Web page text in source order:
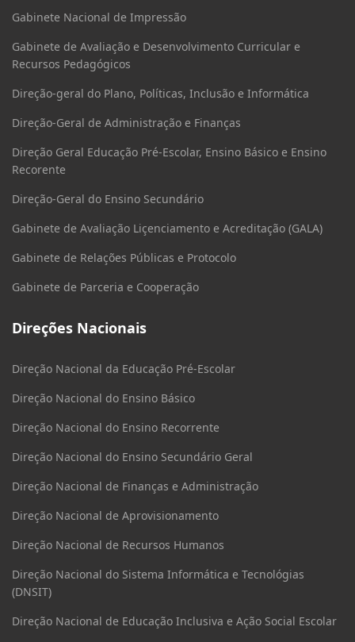
Gabinete Nacional de Impressão
Gabinete de Avaliação e Desenvolvimento Curricular e
Recursos Pedagógicos
Direção-geral do Plano, Políticas, Inclusão e Informática
Direção-Geral de Administração e Finanças
Direção Geral Educação Pré-Escolar, Ensino Básico e Ensino
Recorente
Direção-Geral do Ensino Secundário
Gabinete de Avaliação Liçenciamento e Acreditação (GALA)
Gabinete de Relações Públicas e Protocolo
Gabinete de Parceria e Cooperação
Direções Nacionais
Direção Nacional da Educação Pré-Escolar
Direção Nacional do Ensino Básico
Direção Nacional do Ensino Recorrente
Direção Nacional do Ensino Secundário Geral
Direção Nacional de Finanças e Administração
Direção Nacional de Aprovisionamento
Direção Nacional de Recursos Humanos
Direção Nacional do Sistema Informática e Tecnológias
(DNSIT)
Direção Nacional de Educação Inclusiva e Ação Social Escolar